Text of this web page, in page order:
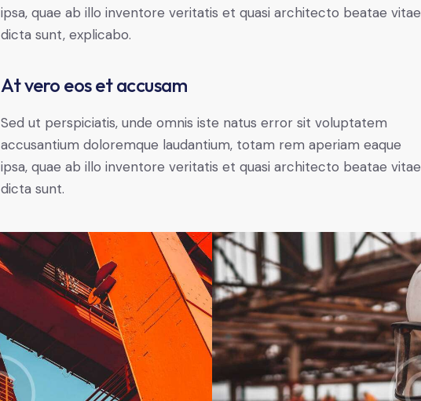
ipsa, quae ab illo inventore veritatis et quasi architecto beatae vitae
dicta sunt, explicabo.
At vero eos et accusam
Sed ut perspiciatis, unde omnis iste natus error sit voluptatem
accusantium doloremque laudantium, totam rem aperiam eaque
ipsa, quae ab illo inventore veritatis et quasi architecto beatae vitae
dicta sunt.